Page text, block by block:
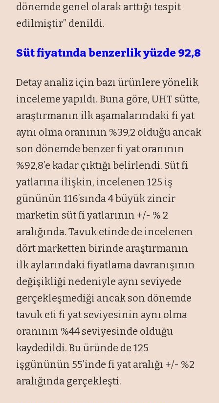
dönemde genel olarak arttığı tespit
edilmiştir” denildi.
Süt fiyatında benzerlik yüzde 92,8
Detay analiz için bazı ürünlere yönelik
inceleme yapıldı. Buna göre, UHT sütte,
araştırmanın ilk aşamalarındaki fi yat
aynı olma oranının %39,2 olduğu ancak
son dönemde benzer fi yat oranının
%92,8’e kadar çıktığı belirlendi. Süt fi
yatlarına ilişkin, incelenen 125 iş
gününün 116’sında 4 büyük zincir
marketin süt fi yatlarının +/- % 2
aralığında. Tavuk etinde de incelenen
dört marketten birinde araştırmanın
ilk aylarındaki fiyatlama davranışının
değişikliği nedeniyle aynı seviyede
gerçekleşmediği ancak son dönemde
tavuk eti fi yat seviyesinin aynı olma
oranının %44 seviyesinde olduğu
kaydedildi. Bu üründe de 125
işgününün 55’inde fi yat aralığı +/- %2
aralığında gerçekleşti.